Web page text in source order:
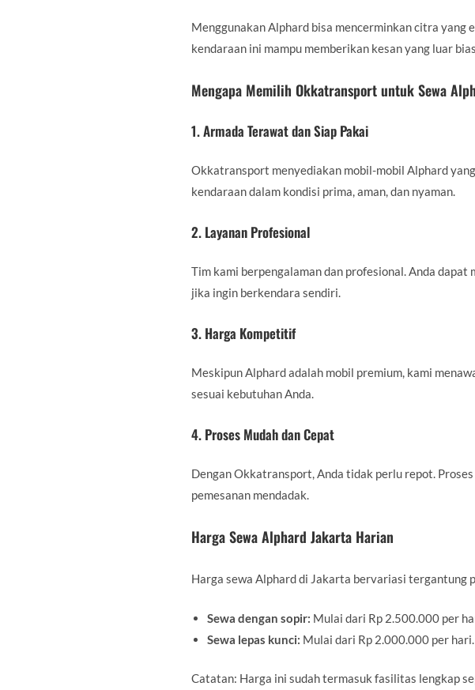
Menggunakan Alphard bisa mencerminkan citra yang
kendaraan ini mampu memberikan kesan yang luar
Mengapa Memilih Okkatransport untuk Sewa
1. Armada Terawat dan Siap Pakai
Okkatransport menyediakan mobil-mobil Alphard
kendaraan dalam kondisi prima, aman, dan nyaman.
2. Layanan Profesional
Tim kami berpengalaman dan profesional. Anda
jika ingin berkendara sendiri.
3. Harga Kompetitif
Meskipun Alphard adalah mobil premium, kami
sesuai kebutuhan Anda.
4. Proses Mudah dan Cepat
Dengan Okkatransport, Anda tidak perlu repot.
pemesanan mendadak.
Harga Sewa Alphard Jakarta Harian
Harga sewa Alphard di Jakarta bervariasi tergantung
Sewa dengan sopir: Mulai dari Rp 2.500.000 per
Sewa lepas kunci: Mulai dari Rp 2.000.000 per hari.
Catatan: Harga ini sudah termasuk fasilitas lengkap